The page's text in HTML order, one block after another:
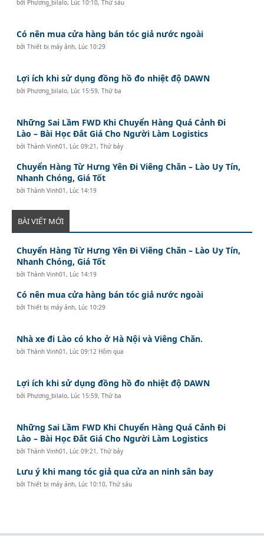
bởi Phương_bilalo, Lúc 10:10, Thứ sáu
Có nên mua cửa hàng bán tóc giả nước ngoài
bởiThiết bị máy ảnh, Lúc 10:29
Lợi ích khi sử dụng đồng hồ đo nhiệt độ DAWN
bởi Phương_bilalo, Lúc 15:59, Thứ ba
Những Sai Lầm FWD Khi Chuyển Hàng Quá Cảnh Đi
Lào – Bài Học Đắt Giá Cho Người Làm Logistics
bởiThành Vinh01 , Lúc 09:21, Thứ bảy
Chuyển Hàng Từ Hưng Yên Đi Viêng Chăn – Lào Uy Tín,
Nhanh Chóng, Giá Tốt
bởiThành Vinh01 , Lúc 14:19
BÀI VIẾT MỚI
Chuyển Hàng Từ Hưng Yên Đi Viêng Chăn – Lào Uy Tín,
Nhanh Chóng, Giá Tốt
bởiThành Vinh01 , Lúc 14:19
Có nên mua cửa hàng bán tóc giả nước ngoài
bởiThiết bị máy ảnh, Lúc 10:29
Nhà xe đi Lào có kho ở Hà Nội và Viêng Chăn.
bởiThành Vinh01 , Lúc 09:12 Hôm qua
Lợi ích khi sử dụng đồng hồ đo nhiệt độ DAWN
bởi Phương_bilalo, Lúc 15:59, Thứ ba
Những Sai Lầm FWD Khi Chuyển Hàng Quá Cảnh Đi
Lào – Bài Học Đắt Giá Cho Người Làm Logistics
bởiThành Vinh01 , Lúc 09:21, Thứ bảy
Lưu ý khi mang tóc giả qua cửa an ninh sân bay
bởiThiết bị máy ảnh, Lúc 10:10, Thứ sáu